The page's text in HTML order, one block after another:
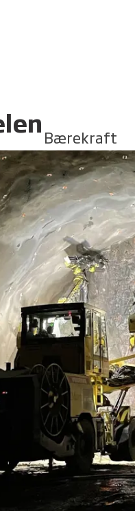
Bærekraft